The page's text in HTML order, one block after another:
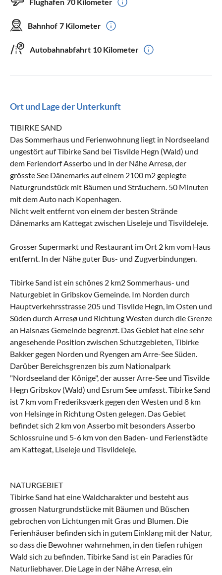
Bügeleisen
Bügelbrett
Staubsauger
Terrassenmöbel
Haustiere nicht erlaubt
Senioren
Kinder willkommen
Beschaffenheit
für Rollstuhl geeignet
Flughafen 70 Kilometer
Bahnhof 7 Kilometer
Autobahnabfahrt 10 Kilometer
Ort und Lage der Unterkunft
TIBIRKE SAND
Das Sommerhaus und Ferienwohnung liegt in Nordseeland
ungestört auf Tibirke Sand bei Tisvilde Hegn (Wald) und
dem Feriendorf Asserbo und in der Nähe Arresø, der
grösste See Dänemarks auf einem 2100 m2 geplegte
Naturgrundstück mit Bäumen und Sträuchern. 50 Minuten
mit dem Auto nach Kopenhagen.
Nicht weit entfernt von einem der besten Strände
Dänemarks am Kattegat zwischen Liseleje und Tisvildeleje.
Grosser Supermarkt und Restaurant im Ort 2 km vom Haus
entfernt. In der Nähe guter Bus- und Zugverbindungen.
Tibirke Sand ist ein schönes 2 km2 Sommerhaus- und
Naturgebiet in Gribskov Gemeinde. Im Norden durch
Hauptverkehrsstrasse 205 und Tisvilde Hegn, im Osten und
Süden durch Arresø und Richtung Westen durch die Grenze
an Halsnæs Gemeinde begrenzt. Das Gebiet hat eine sehr
angesehende Position zwischen Schutzgebieten, Tibirke
Bakker gegen Norden und Ryengen am Arre-See Süden.
Darüber Bereichsgrenzen bis zum Nationalpark
"Nordseeland der Könige", der ausser Arre-See und Tisvilde
Hegn Gribskov (Wald) und Esrum See umfasst. Tibirke Sand
ist 7 km vom Frederiksværk gegen den Westen und 8 km
von Helsinge in Richtung Osten gelegen. Das Gebiet
befindet sich 2 km von Asserbo mit besonders Asserbo
Schlossruine und 5-6 km von den Baden- und Ferienstädte
am Kattegat, Liseleje und Tisvildeleje.
NATURGEBIET
Tibirke Sand hat eine Waldcharakter und besteht aus
grossen Naturgrundstücke mit Bäumen und Büschen
gebrochen von Lichtungen mit Gras und Blumen. Die
Ferienhäuser befinden sich in gutem Einklang mit der Natur,
so dass die Bewohner wahrnehmen, in den tiefen ruhigen
Wald sich zu befinden. Tibirke Sand ist ein Paradies für
Naturliebhaver. Die Lage in der Nähe Arresø, ein